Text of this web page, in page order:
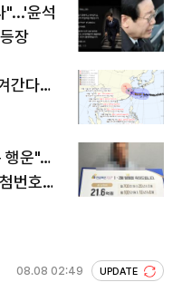
"...'윤석
장
간다…
행운"…
번호조
08.08 02:49 UPDATE